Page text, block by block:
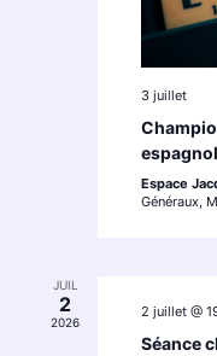
3 juillet
espagnol
Espace
Généraux,
JUIL
2
2026
2 juillet @
Séance